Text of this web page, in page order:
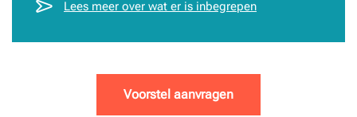
Lees meer over wat er is inbegrepen
Voorstel aanvragen